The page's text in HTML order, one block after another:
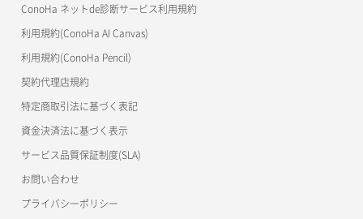
リスナー削除
リスナー更新
リスナー詳細取得
ロードバランサー一覧取得
ロードバランサー削除
ロードバランサー更新
一時的Web公開
s3cmd
公開API(ConoHa VPS Ver.2.0)
ConoHa ネットde診断サービス利用規約
利用規約(ConoHa AI Canvas)
利用規約(ConoHa Pencil)
契約代理店規約
特定商取引法に基づく表記
資金決済法に基づく表示
サービス品質保証制度(SLA)
お問い合わせ
プライバシーポリシー